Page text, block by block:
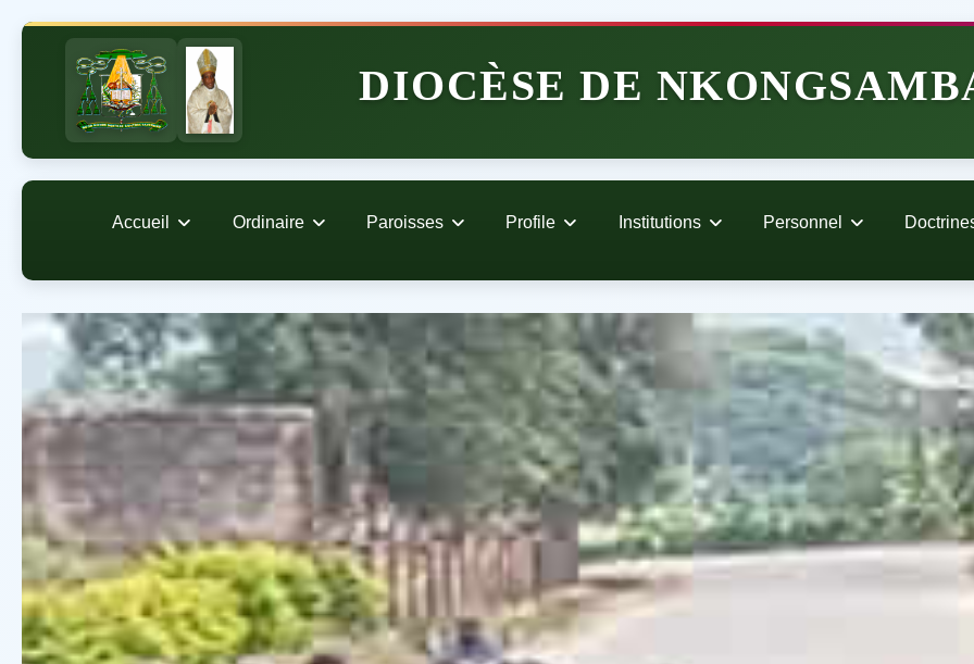
DIOCÈSE DE
Accueil Ordinaire Paroisses Profile Institutions Personnel